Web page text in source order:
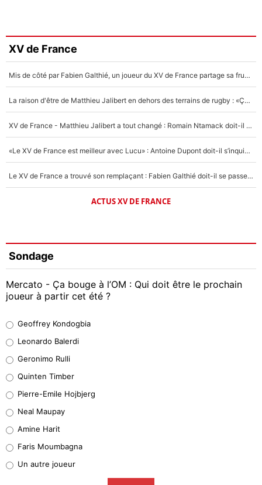
XV de France
Mis de côté par Fabien Galthié, un joueur du XV de France partage sa frustration : «ils ne me l’ont pas dit tout de suite»
La raison d'être de Matthieu Jalibert en dehors des terrains de rugby : «Ça m'atteint autant que si tu touches à un membre de ma famille»
XV de France - Matthieu Jalibert a tout changé : Romain Ntamack doit-il s’inquiéter pour sa place à un an de la Coupe du monde ?
«Le XV de France est meilleur avec Lucu» : Antoine Dupont doit-il s’inquiéter pour sa place ?
Le XV de France a trouvé son remplaçant : Fabien Galthié doit-il se passer d'Antoine Dupont ?
ACTUS XV DE FRANCE
Sondage
Mercato - Ça bouge à l’OM : Qui doit être le prochain
joueur à partir cet été ?
38%
32%
5%
1%
9%
Geoffrey Kondogbia
Leonardo Balerdi
Geronimo Rulli
Quinten Timber
Pierre-Emile Hojbjerg
Neal Maupay
Amine Harit
Faris Moumbagna
Un autre joueur